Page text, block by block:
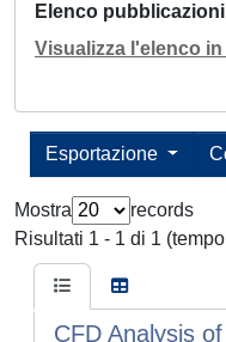
Elenco pubblicazioni
Visualizza l'elenco in
Esportazione
Mostra
records
Risultati 1 - 1 di 1
CFD Analysis of